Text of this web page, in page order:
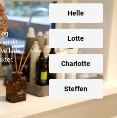
Helle
Lotte
Charlotte
Steffen
og
dit